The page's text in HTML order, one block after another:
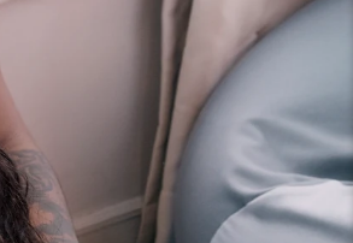
Мои заказы
Мои адреса
Мои подписки